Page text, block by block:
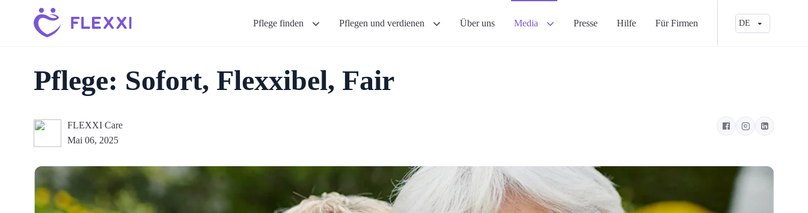
Pflege finden Pflegen und verdienen Über uns Media Presse Hilfe Für Firmen DE
Pflege: Sofort, Flexxibel, Fair
FLEXXI Care
Mai 06, 2025